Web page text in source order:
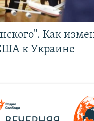
Как
к Украине